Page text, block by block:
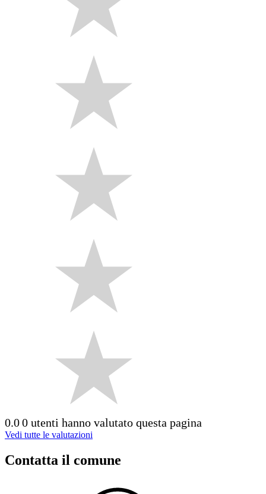
0.00 utenti hanno valutato questa pagina
Vedi tutte le valutazioni
Contatta il comune